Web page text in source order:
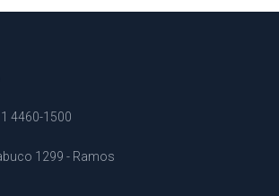
4460-1500
1299 - Ramos